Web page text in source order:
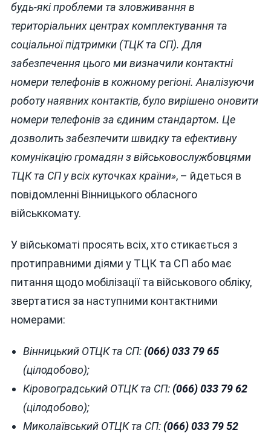
будь-які проблеми та зловживання в
територіальних центрах комплектування та
соціальної підтримки (ТЦК та СП). Для
забезпечення цього ми визначили контактні
номери телефонів в кожному регіоні. Аналізуючи
роботу наявних контактів, було вирішено оновити
номери телефонів за єдиним стандартом. Це
дозволить забезпечити швидку та ефективну
комунікацію громадян з військовослужбовцями
ТЦК та СП у всіх куточках країни», – йдеться в
повідомленні Вінницького обласного
військкомату.
У військоматі просять всіх, хто стикається з
протиправними діями у ТЦК та СП або має
питання щодо мобілізації та військового обліку,
звертатися за наступними контактними
номерами:
Вінницький ОТЦК та СП: (066) 033 79 65
(цілодобово);
Кіровоградський ОТЦК та СП: (066) 033 79 62
(цілодобово);
Миколаївський ОТЦК та СП:(066) 033 79 52